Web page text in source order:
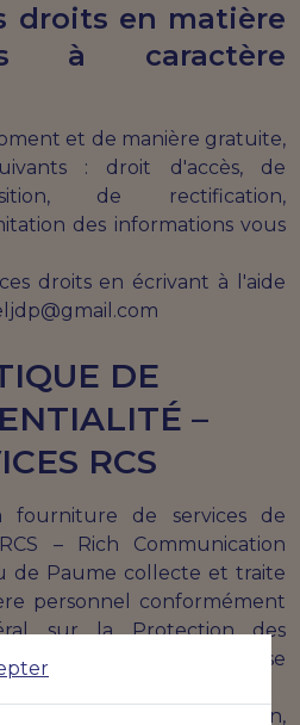
droits en matière
à caractère
et de manière gratuite,
: droit d'accès, de
de rectification,
des informations vous
droits en écrivant à l'aide
DE
–
RCS
de services de
– Rich Communication
de Paume collecte et traite
personnel conformément
sur la Protection des
à la législation française
par Aviza Reputation,